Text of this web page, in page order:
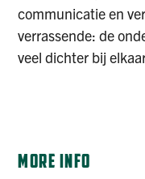
communicatie en
verrassende: de
veel dichter bij
MORE INFO